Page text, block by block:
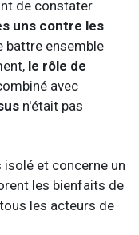
de constater
uns contre les
battre ensemble
le rôle de
avec
n'était pas
isolé et concerne un
les bienfaits de
les acteurs de